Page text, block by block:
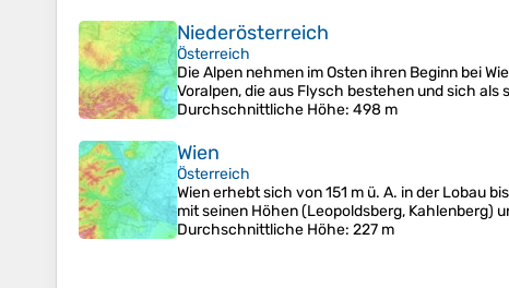
Niederösterreich
Österreich
Die Alpen nehmen im Osten ihren Beginn bei
Voralpen, die aus Flysch bestehen und sich
Durchschnittliche Höhe: 498 m
Wien
Österreich
Wien erhebt sich von 151 m ü. A. in der Lobau
mit seinen Höhen (Leopoldsberg, Kahlenberg)
Durchschnittliche Höhe: 227 m